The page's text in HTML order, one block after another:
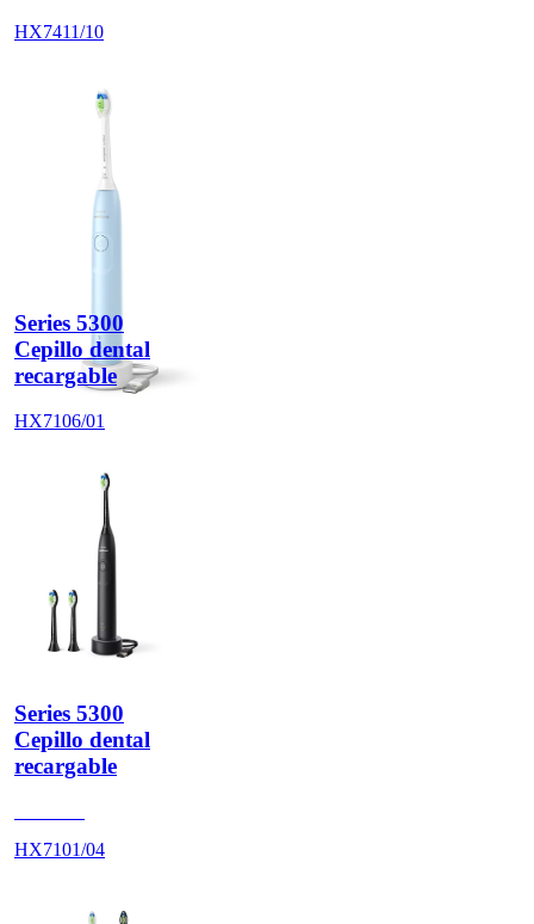
HX7411/10
Series 5300
Cepillo dental
recargable
HX7106/01
Series 5300
Cepillo dental
recargable
HX7101/04